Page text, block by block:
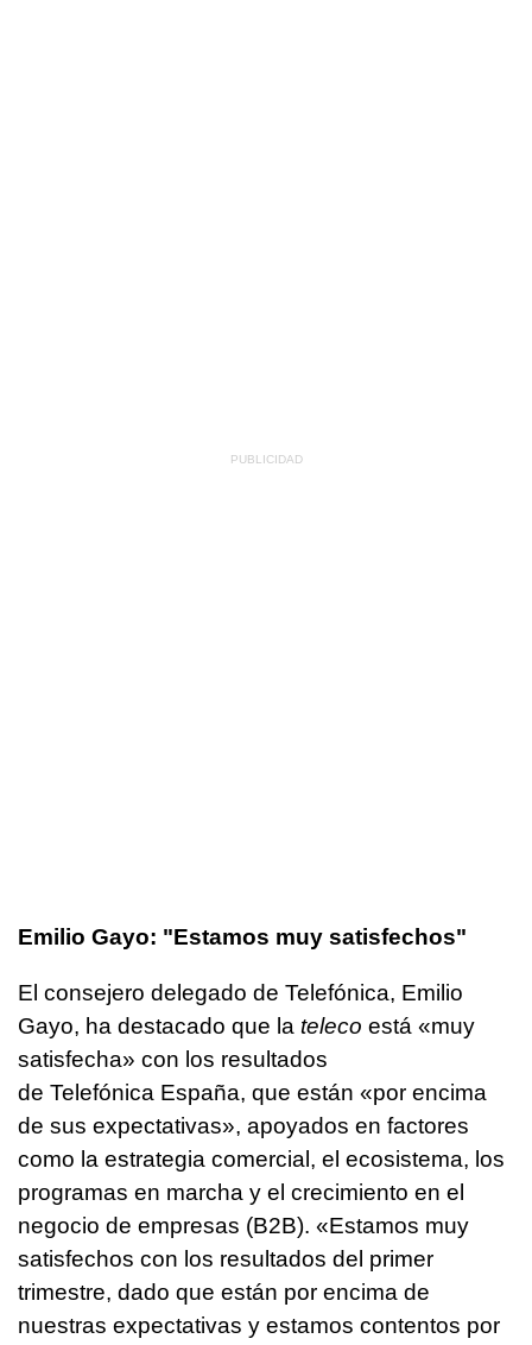
Emilio Gayo: "Estamos muy satisfechos"
El consejero delegado de Telefónica, Emilio
Gayo, ha destacado que la teleco está «muy
satisfecha» con los resultados
de Telefónica España, que están «por encima
de sus expectativas», apoyados en factores
como la estrategia comercial, el ecosistema, los
programas en marcha y el crecimiento en el
negocio de empresas (B2B). «Estamos muy
satisfechos con los resultados del primer
trimestre, dado que están por encima de
nuestras expectativas y estamos contentos por